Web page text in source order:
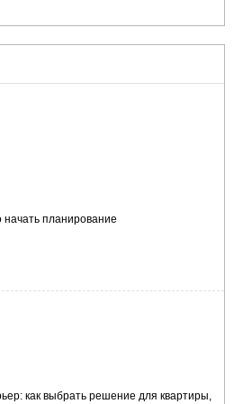
начать планирование
как выбрать решение для квартиры,